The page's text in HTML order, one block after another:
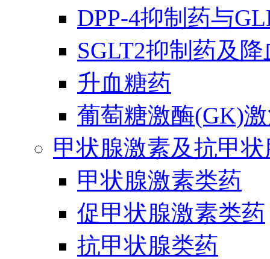
DPP-4抑制药与
SGLT2抑制药及
升血糖药
葡萄糖激酶(GK)
甲状腺激素及抗甲
甲状腺激素类药
促甲状腺激素类药
抗甲状腺类药